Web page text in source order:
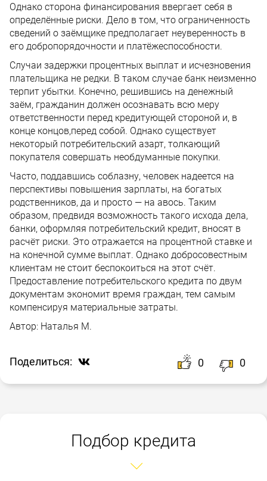
Однако сторона финансирования ввергает себя в
определённые риски. Дело в том, что ограниченность
сведений о заёмщике предполагает неуверенность в
его добропорядочности и платёжеспособности.
Случаи задержки процентных выплат и исчезновения
плательщика не редки. В таком случае банк неизменно
терпит убытки. Конечно, решившись на денежный
заём, гражданин должен осознавать всю меру
ответственности перед кредитующей стороной и, в
конце концов,перед собой. Однако существует
некоторый потребительский азарт, толкающий
покупателя совершать необдуманные покупки.
Часто, поддавшись соблазну, человек надеется на
перспективы повышения зарплаты, на богатых
родственников, да и просто — на авось. Таким
образом, предвидя возможность такого исхода дела,
банки, оформляя потребительский кредит, вносят в
расчёт риски. Это отражается на процентной ставке и
на конечной сумме выплат. Однако добросовестным
клиентам не стоит беспокоиться на этот счёт.
Предоставление потребительского кредита по двум
документам экономит время граждан, тем самым
компенсируя материальные затраты.
Автор: Наталья М.
Поделиться: 0 0
Подбор кредита